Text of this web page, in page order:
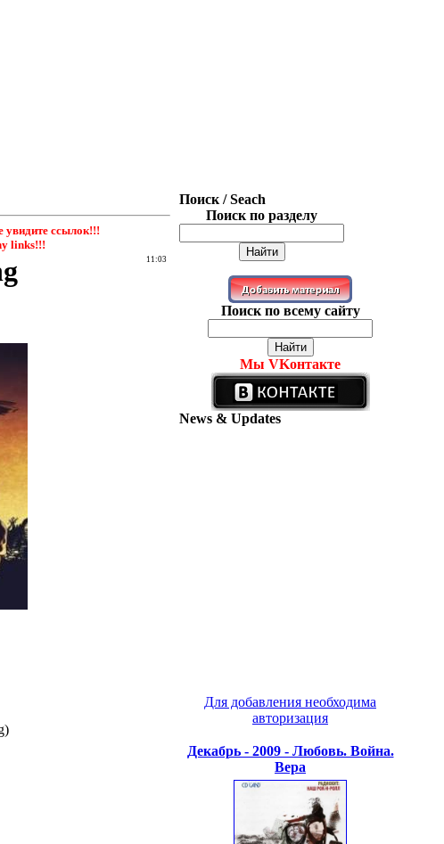
ссылок!!!
links!!!
11:03
Поиск / Seach
Поиск по разделу
Поиск по всему сайту
Мы VKонтакте
News & Updates
Для добавления необходима
авторизация
Декабрь - 2009 - Любовь. Война.
Вера